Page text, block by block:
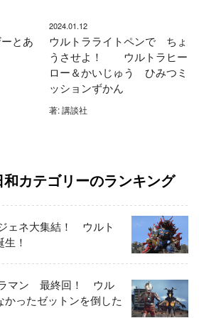
とあ
2024.01.12
ウルトラライトペンで ちょ
うさせよ！ ウルトラヒー
ロー＆かいじゅう ひみつミ
ッションずかん
著: 講談社
カテゴリーのランキング
ェネ大集結！ ウルト
！
ラマン 最終回！ ウル
かったゼットンを倒した